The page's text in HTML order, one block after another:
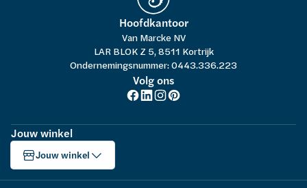
Hoofdkantoor
Van Marcke NV
LAR BLOK Z 5, 8511 Kortrijk
Ondernemingsnummer: 0443.336.223
Volg ons
Jouw winkel
Jouw winkel